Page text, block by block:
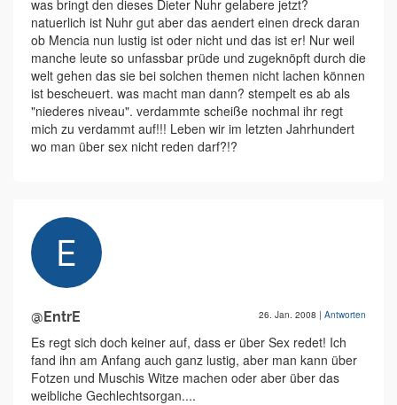
was bringt den dieses Dieter Nuhr gelabere jetzt?
natuerlich ist Nuhr gut aber das aendert einen dreck daran
ob Mencia nun lustig ist oder nicht und das ist er! Nur weil
manche leute so unfassbar prüde und zugeknöpft durch die
welt gehen das sie bei solchen themen nicht lachen können
ist bescheuert. was macht man dann? stempelt es ab als
"niederes niveau". verdammte scheiße nochmal ihr regt
mich zu verdammt auf!!! Leben wir im letzten Jahrhundert
wo man über sex nicht reden darf?!?
@EntrE 26. Jan. 2008 | Antworten
Es regt sich doch keiner auf, dass er über Sex redet! Ich
fand ihn am Anfang auch ganz lustig, aber man kann über
Fotzen und Muschis Witze machen oder aber über das
weibliche Gechlechtsorgan....